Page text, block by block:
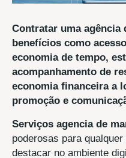
Contratar uma agência
benefícios como
economia de tempo,
acompanhamento de
economia financeira a
promoção e
Serviços agencia de
poderosas para
destacar no ambiente